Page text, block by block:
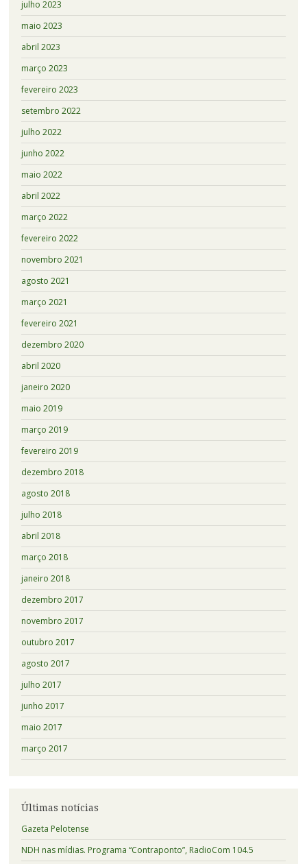
julho 2023
maio 2023
abril 2023
março 2023
fevereiro 2023
setembro 2022
julho 2022
junho 2022
maio 2022
abril 2022
março 2022
fevereiro 2022
novembro 2021
agosto 2021
março 2021
fevereiro 2021
dezembro 2020
abril 2020
janeiro 2020
maio 2019
março 2019
fevereiro 2019
dezembro 2018
agosto 2018
julho 2018
abril 2018
março 2018
janeiro 2018
dezembro 2017
novembro 2017
outubro 2017
agosto 2017
julho 2017
junho 2017
maio 2017
março 2017
Últimas notícias
Gazeta Pelotense
NDH nas mídias. Programa “Contraponto”, RadioCom 104.5